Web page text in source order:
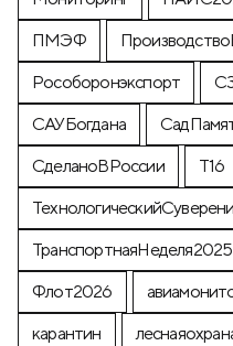
ПМЭФ
Рособоронэкспорт
САУБогдана
СделаноВРоссии
Т16
ТранспортнаяНеделя2025
Флот2026
карантин